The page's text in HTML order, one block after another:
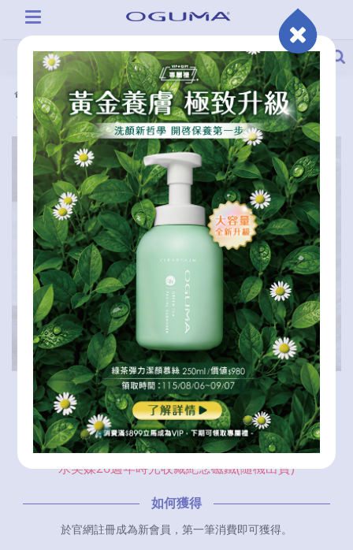
會員專區
首購禮
水美媒回饋金
VIP會員福利
本期首購禮
Hello~新朋友你好！第一次見到你，
精心為你準備了「首購禮」，希望你喜歡！
水美媒26週年時光收藏紀念磁鐵(隨機出貨)
如何獲得
於官網註冊成為新會員，第一筆消費即可獲得。